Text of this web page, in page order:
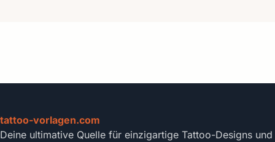
tattoo-vorlagen.com
Deine ultimative Quelle für einzigartige Tattoo-Designs und